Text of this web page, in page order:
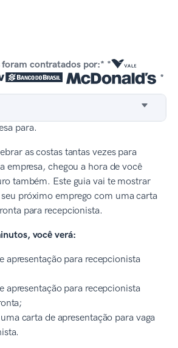
foram contratados por:* *
*
para.
as costas tantas vezes para
empresa, chegou a hora de você
também. Este guia vai te mostrar
próximo emprego com uma carta
para recepcionista.
você verá:
apresentação para recepcionista
apresentação para recepcionista
carta de apresentação para vaga